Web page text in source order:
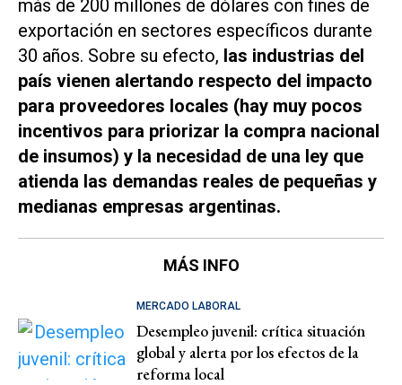
más de 200 millones de dólares con fines de
exportación en sectores específicos durante
30 años. Sobre su efecto, las industrias del
país vienen alertando respecto del impacto
para proveedores locales (hay muy pocos
incentivos para priorizar la compra nacional
de insumos) y la necesidad de una ley que
atienda las demandas reales de pequeñas y
medianas empresas argentinas.
MÁS INFO
MERCADO LABORAL
Desempleo juvenil: crítica situación
global y alerta por los efectos de la
reforma local